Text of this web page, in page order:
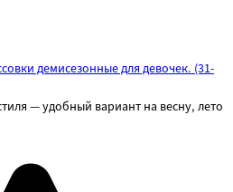
демисезонные для девочек. (31-
— удобный вариант на весну, лето